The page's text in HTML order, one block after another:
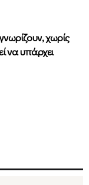
χωρίς
να υπάρχει